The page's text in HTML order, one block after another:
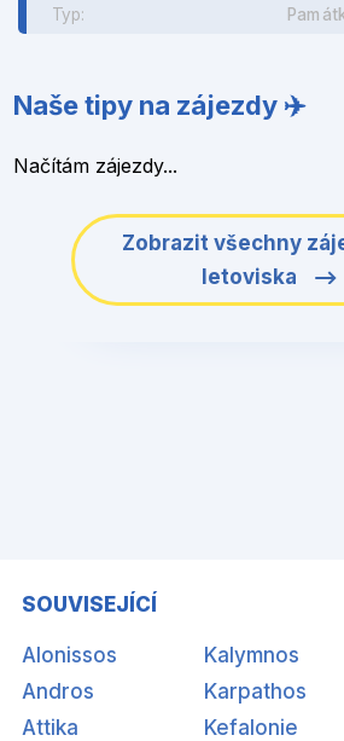
Typ:
Naše tipy na zájezdy ✈️
Načítám zájezdy...
Zobrazit všechny
letoviska
SOUVISEJÍCÍ
Alonissos
Andros
Attika
Kalymnos
Karpathos
Kefalonie